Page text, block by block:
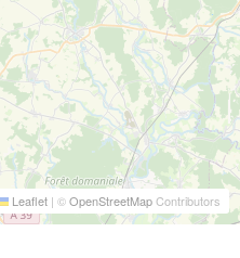
Leaflet | ©OpenStreetMapContributors